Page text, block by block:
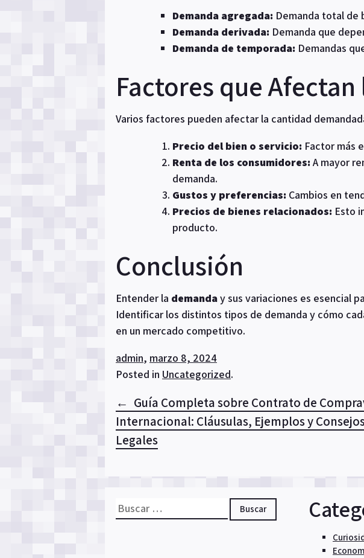
Demanda agregada: Demanda total de
Demanda derivada: Demanda que
Demanda de temporada: Demandas
Factores que
Varios factores pueden afectar la cantidad
Precio del bien o servicio: Factor más
Renta de los consumidores: A mayor
demanda.
Gustos y preferencias: Cambios en
Precios de bienes relacionados: Esto
producto.
Conclusión
Entender la demanday sus variaciones es esencial
Identificar los distintos tipos de demanda y cómo
en un mercado competitivo.
admin, marzo 8, 2024
Posted in Uncategorized.
Navegación
de
entradas
Guía Completa sobre Contrato de
Internacional: Cláusulas, Ejemplos y
Legales
Buscar: